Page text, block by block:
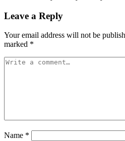
Leave a Reply
Your email address will not be
marked *
Name *